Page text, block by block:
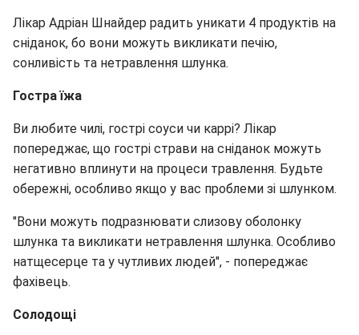
Лікар Адріан Шнайдер радить уникати 4 продуктів на
сніданок, бо вони можуть викликати печію,
сонливість та нетравлення шлунка.
Гостра їжа
Ви любите чилі, гострі соуси чи каррі? Лікар
попереджає, що гострі страви на сніданок можуть
негативно вплинути на процеси травлення. Будьте
обережні, особливо якщо у вас проблеми зі шлунком.
"Вони можуть подразнювати слизову оболонку
шлунка та викликати нетравлення шлунка. Особливо
натщесерце та у чутливих людей", - попереджає
фахівець.
Солодощі